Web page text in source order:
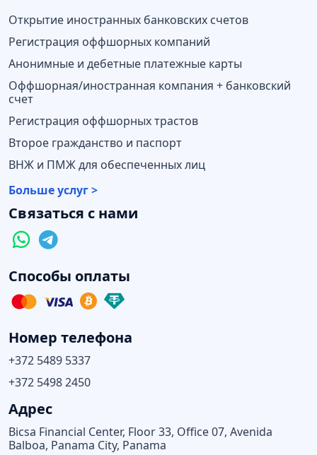
Открытие иностранных банковских счетов
Регистрация оффшорных компаний
Анонимные и дебетные платежные карты
Оффшорная/иностранная компания + банковский
счет
Регистрация оффшорных трастов
Второе гражданство и паспорт
ВНЖ и ПМЖ для обеспеченных лиц
Больше услуг >
Связаться с нами
Способы оплаты
Номер телефона
+372 5489 5337
+372 5498 2450
Адрес
Bicsa Financial Center, Floor 33, Office 07, Avenida
Balboa, Panama City, Panama